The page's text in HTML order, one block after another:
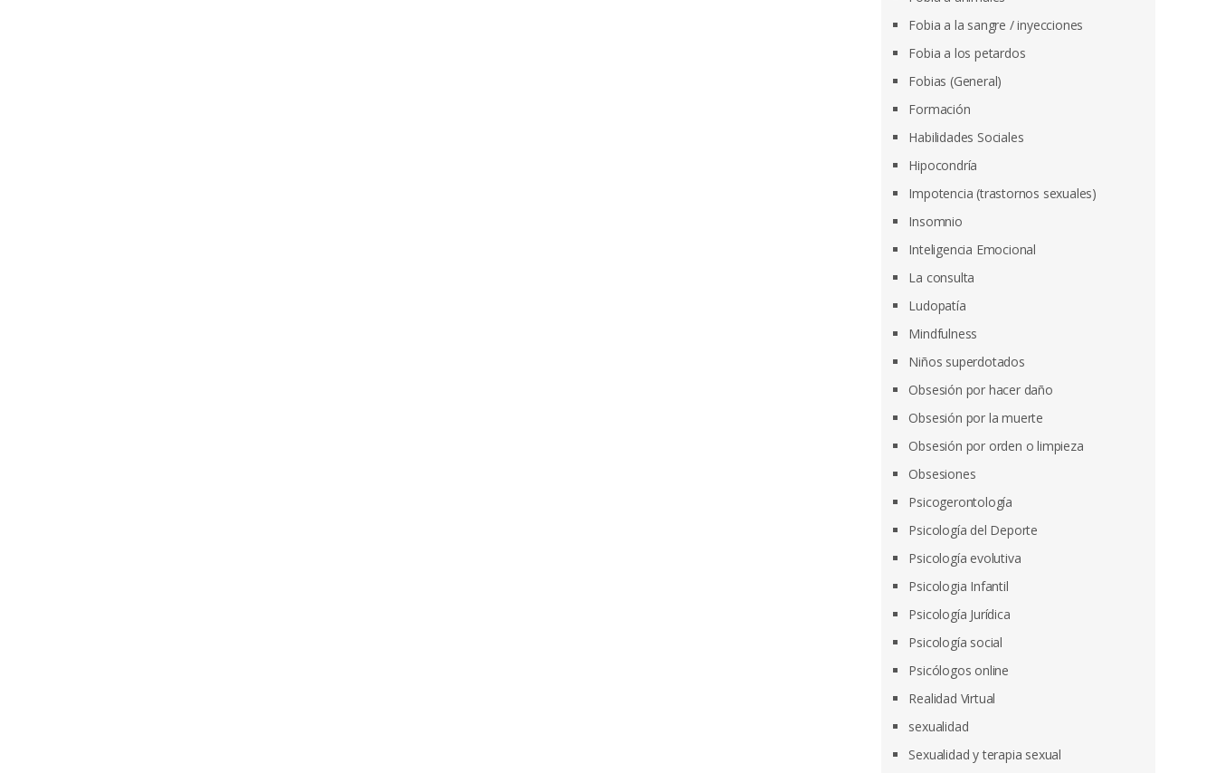
Fobia a la sangre / inyecciones
Fobia a los petardos
Fobias (General)
Formación
Habilidades Sociales
Hipocondría
Impotencia (trastornos sexuales)
Insomnio
Inteligencia Emocional
La consulta
Ludopatía
Mindfulness
Niños superdotados
Obsesión por hacer daño
Obsesión por la muerte
Obsesión por orden o limpieza
Obsesiones
Psicogerontología
Psicología del Deporte
Psicología evolutiva
Psicologia Infantil
Psicología Jurídica
Psicología social
Psicólogos online
Realidad Virtual
sexualidad
Sexualidad y terapia sexual